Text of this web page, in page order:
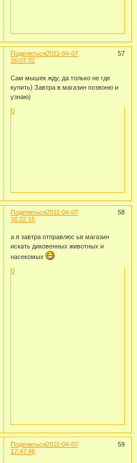
Поделиться 57
2011-04-07
16:07:32
Сам мышек жду, да только не где
купить) Завтра в магазин позвоню и
узнаю)
0
Поделиться 58
2011-04-07
16:22:15
а я завтра отправлюс ьв магазин
искать диковенных животных и
насекомых
0
Поделиться 59
2011-04-07
17:47:46